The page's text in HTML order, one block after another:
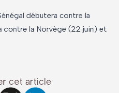
débutera contre la
contre la Norvège (22 juin) et
cet article